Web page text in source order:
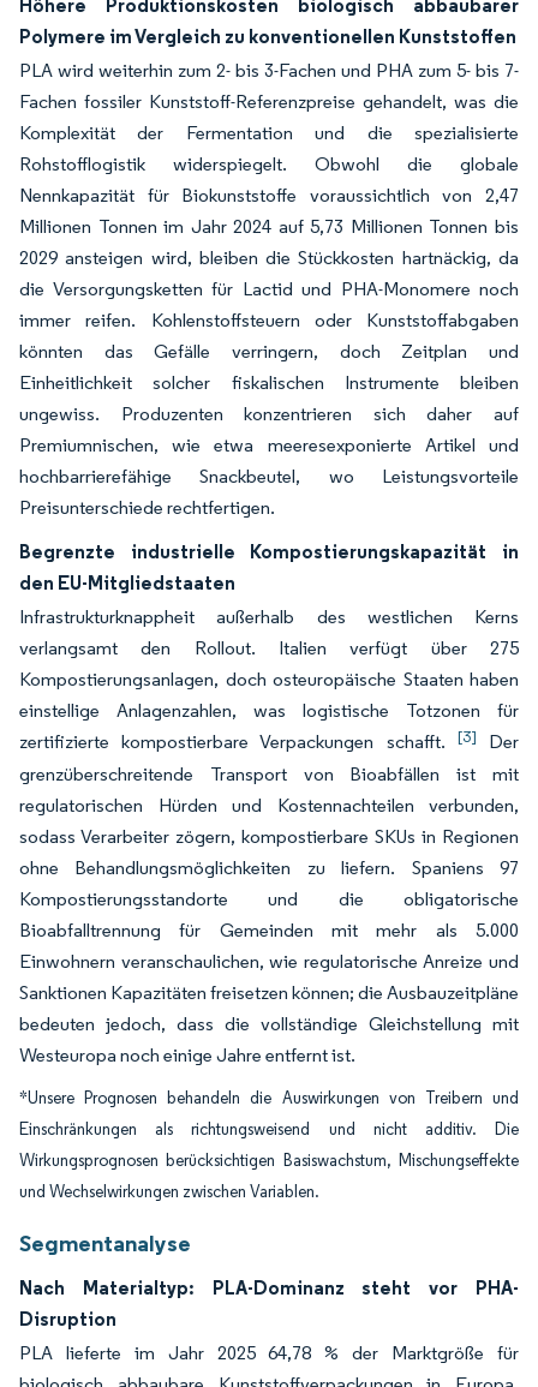
Höhere Produktionskosten biologisch abbaubarer
Polymere im Vergleich zu konventionellen Kunststoffen
PLA wird weiterhin zum 2- bis 3-Fachen und PHA zum 5- bis 7-
Fachen fossiler Kunststoff-Referenzpreise gehandelt, was die
Komplexität der Fermentation und die spezialisierte
Rohstofflogistik widerspiegelt. Obwohl die globale
Nennkapazität für Biokunststoffe voraussichtlich von 2,47
Millionen Tonnen im Jahr 2024 auf 5,73 Millionen Tonnen bis
2029 ansteigen wird, bleiben die Stückkosten hartnäckig, da
die Versorgungsketten für Lactid und PHA-Monomere noch
immer reifen. Kohlenstoffsteuern oder Kunststoffabgaben
könnten das Gefälle verringern, doch Zeitplan und
Einheitlichkeit solcher fiskalischen Instrumente bleiben
ungewiss. Produzenten konzentrieren sich daher auf
Premiumnischen, wie etwa meeresexponierte Artikel und
hochbarrierefähige Snackbeutel, wo Leistungsvorteile
Preisunterschiede rechtfertigen.
Begrenzte industrielle Kompostierungskapazität in
den EU-Mitgliedstaaten
Infrastrukturknappheit außerhalb des westlichen Kerns
verlangsamt den Rollout. Italien verfügt über 275
Kompostierungsanlagen, doch osteuropäische Staaten haben
einstellige Anlagenzahlen, was logistische Totzonen für
zertifizierte kompostierbare Verpackungen schafft. [3]
Der
grenzüberschreitende Transport von Bioabfällen ist mit
regulatorischen Hürden und Kostennachteilen verbunden,
sodass Verarbeiter zögern, kompostierbare SKUs in Regionen
ohne Behandlungsmöglichkeiten zu liefern. Spaniens 97
Kompostierungsstandorte und die obligatorische
Bioabfalltrennung für Gemeinden mit mehr als 5.000
Einwohnern veranschaulichen, wie regulatorische Anreize und
Sanktionen Kapazitäten freisetzen können; die Ausbauzeitpläne
bedeuten jedoch, dass die vollständige Gleichstellung mit
Westeuropa noch einige Jahre entfernt ist.
*Unsere Prognosen behandeln die Auswirkungen von Treibern und
Einschränkungen als richtungsweisend und nicht additiv. Die
Wirkungsprognosen berücksichtigen Basiswachstum, Mischungseffekte
und Wechselwirkungen zwischen Variablen.
Segmentanalyse
Nach Materialtyp: PLA-Dominanz steht vor PHA-
Disruption
PLA lieferte im Jahr 2025 64,78 % der Marktgröße für